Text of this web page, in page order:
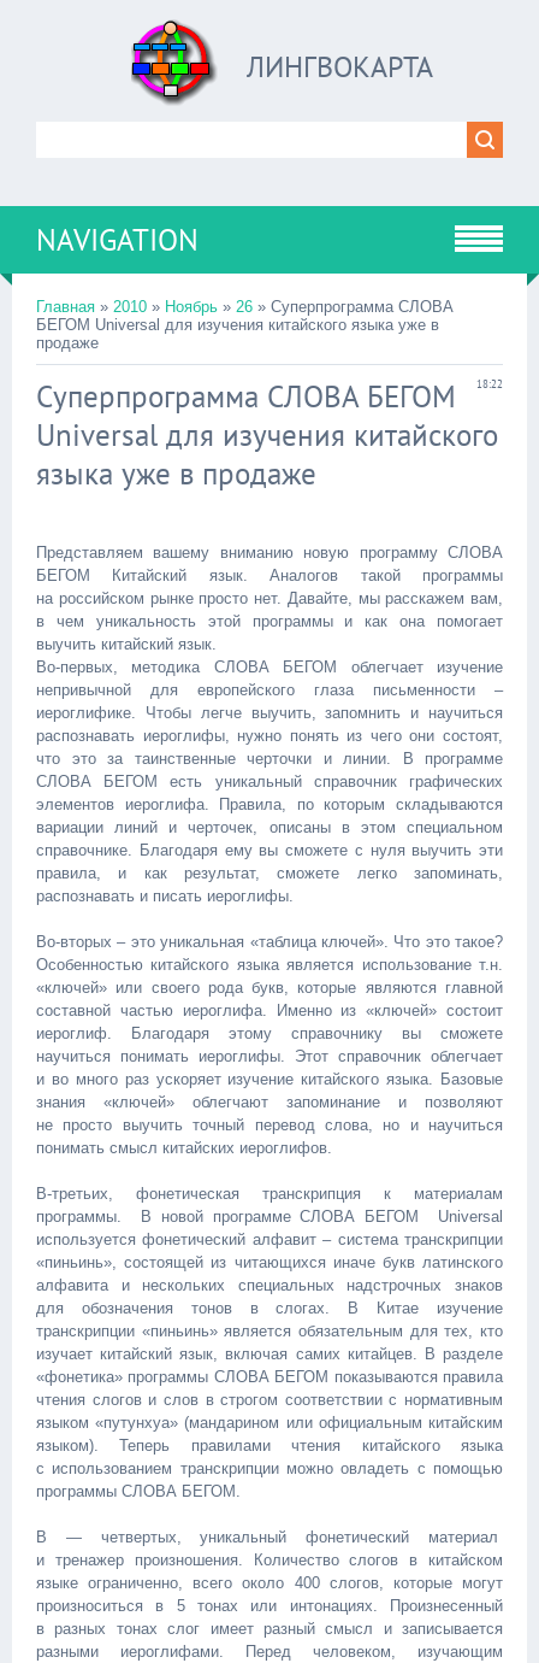
ЛИНГВОКАРТА
NAVIGATION
Главная » 2010 » Ноябрь » 26 » Суперпрограмма СЛОВА
БЕГОМ Universal для изучения китайского языка уже в
продаже
18:22
Суперпрограмма СЛОВА БЕГОМ
Universal для изучения китайского
языка уже в продаже
Представляем вашему вниманию новую программу СЛОВА
БЕГОМ Китайский язык. Аналогов такой программы
на российском рынке просто нет. Давайте, мы расскажем вам,
в чем уникальность этой программы и как она помогает
выучить китайский язык.
Во-первых, методика СЛОВА БЕГОМ облегчает изучение
непривычной для европейского глаза письменности –
иероглифике. Чтобы легче выучить, запомнить и научиться
распознавать иероглифы, нужно понять из чего они состоят,
что это за таинственные черточки и линии. В программе
СЛОВА БЕГОМ есть уникальный справочник графических
элементов иероглифа. Правила, по которым складываются
вариации линий и черточек, описаны в этом специальном
справочнике. Благодаря ему вы сможете с нуля выучить эти
правила, и как результат, сможете легко запоминать,
распознавать и писать иероглифы.
Во-вторых – это уникальная «таблица ключей». Что это такое?
Особенностью китайского языка является использование т.н.
«ключей» или своего рода букв, которые являются главной
составной частью иероглифа. Именно из «ключей» состоит
иероглиф. Благодаря этому справочнику вы сможете
научиться понимать иероглифы. Этот справочник облегчает
и во много раз ускоряет изучение китайского языка. Базовые
знания «ключей» облегчают запоминание и позволяют
не просто выучить точный перевод слова, но и научиться
понимать смысл китайских иероглифов.
В-третьих, фонетическая транскрипция к материалам
программы. В новой программе СЛОВА БЕГОМ Universal
используется фонетический алфавит – система транскрипции
«пиньинь», состоящей из читающихся иначе букв латинского
алфавита и нескольких специальных надстрочных знаков
для обозначения тонов в слогах. В Китае изучение
транскрипции «пиньинь» является обязательным для тех, кто
изучает китайский язык, включая самих китайцев. В разделе
«фонетика» программы СЛОВА БЕГОМ показываются правила
чтения слогов и слов в строгом соответствии с нормативным
языком «путунхуа» (мандарином или официальным китайским
языком). Теперь правилами чтения китайского языка
с использованием транскрипции можно овладеть с помощью
программы СЛОВА БЕГОМ.
В — четвертых, уникальный фонетический материал
и тренажер произношения. Количество слогов в китайском
языке ограниченно, всего около 400 слогов, которые могут
произноситься в 5 тонах или интонациях. Произнесенный
в разных тонах слог имеет разный смысл и записывается
разными иероглифами. Перед человеком, изучающим
П
о
о
б
н
е
е
:
h
t
t
/
/
n
e
w
s
.
m
a
i
l
.
r
s
o
c
i
e
t